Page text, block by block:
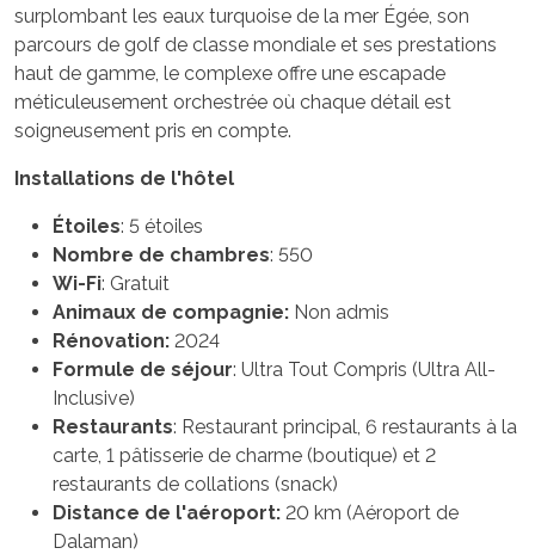
surplombant les eaux turquoise de la mer Égée, son
parcours de golf de classe mondiale et ses prestations
haut de gamme, le complexe offre une escapade
méticuleusement orchestrée où chaque détail est
soigneusement pris en compte.
Installations de l'hôtel
Étoiles: 5 étoiles
Nombre de chambres: 550
Wi-Fi: Gratuit
Animaux de compagnie: Non admis
Rénovation: 2024
Formule de séjour: Ultra Tout Compris (Ultra All-
Inclusive)
Restaurants: Restaurant principal, 6 restaurants à la
carte, 1 pâtisserie de charme (boutique) et 2
restaurants de collations (snack)
Distance de l'aéroport: 20 km (Aéroport de
Dalaman)